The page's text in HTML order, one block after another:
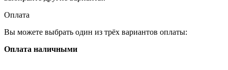
Оплата
Вы можете выбрать один из трёх вариантов оплаты:
Оплата наличными